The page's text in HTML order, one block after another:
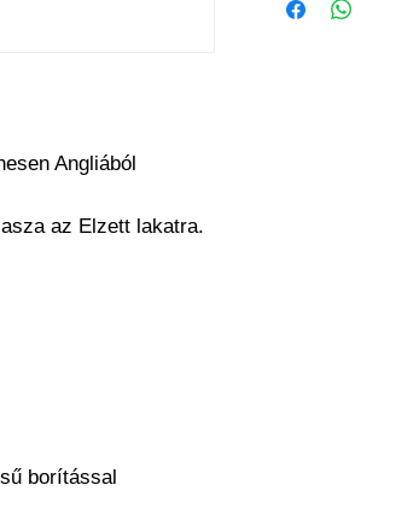
Angliából
az Elzett lakatra.
borítással